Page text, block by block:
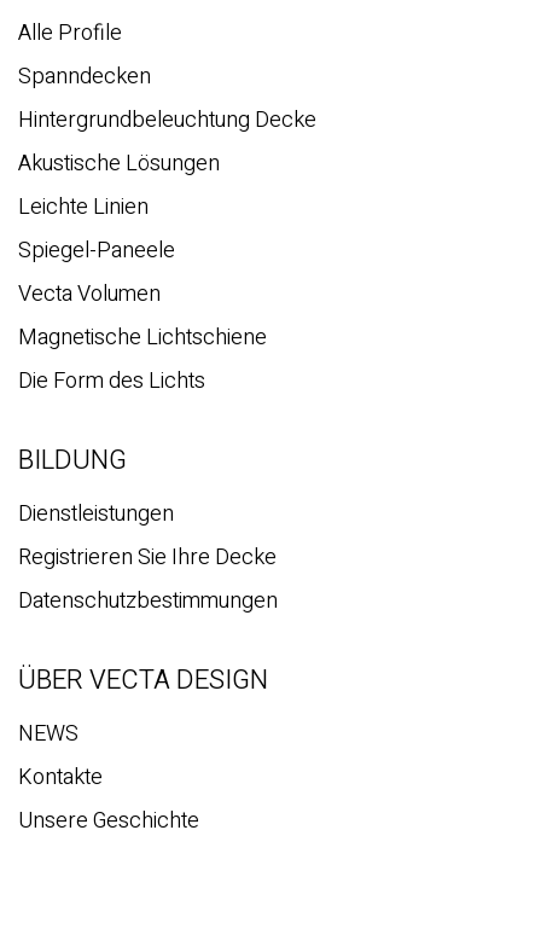
Alle Profile
Spanndecken
Hintergrundbeleuchtung Decke
Akustische Lösungen
Leichte Linien
Spiegel-Paneele
Vecta Volumen
Magnetische Lichtschiene
Die Form des Lichts
BILDUNG
Dienstleistungen
Registrieren Sie Ihre Decke
Datenschutzbestimmungen
ÜBER VECTA DESIGN
NEWS
Kontakte
Unsere Geschichte